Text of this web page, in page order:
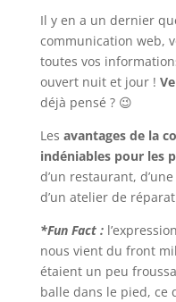
Il y en a un dernier
communication web,
toutes vos
ouvert nuit et jour !
déjà pensé ? 😉
Les avantages de la
indéniables pour les
d’un restaurant,
d’un atelier de
*Fun Fact :l’expression
nous vient du front
étaient un peu
balle dans le pied, ce